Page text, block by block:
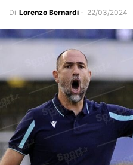
Di Lorenzo Bernardi - 22/03/2024